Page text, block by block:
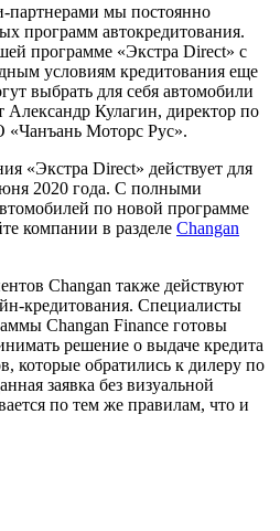
партнерами мы постоянно
программ автокредитования.
программе «Экстра Direct» с
условиям кредитования еще
выбрать для себя автомобили
Кулагин, директор по
Моторс Рус».
«Экстра Direct» действует для
2020 года. С полными
по новой программе
компании в разделе Changan
Changan также действуют
кредитования. Специалисты
Changan Finance готовы
решение о выдаче кредита
которые обратились к дилеру по
заявка без визуальной
по тем же правилам, что и